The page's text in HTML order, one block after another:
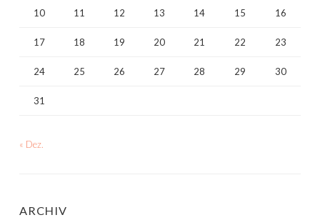
10 11 12 13 14 15 16
17 18 19 20 21 22 23
24 25 26 27 28 29 30
31
« Dez.
ARCHIV